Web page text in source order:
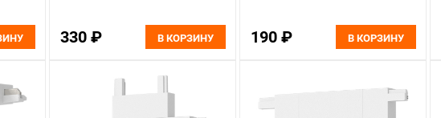
330 ₽ В КОРЗИНУ 190 ₽ В КОРЗИНУ